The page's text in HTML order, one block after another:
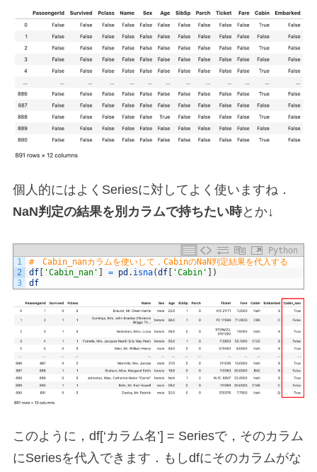
個人的にはよくSeriesに対してよく使いますね．
NaN判定の結果を別カラムで持ちたい時とか↓
Python
1
2
3
#　Cabin_nanカラムを使いして，CabinのNaN判定結果を代入する
df
'Cabin_nan' = pd . isna(df 'Cabin'
)
df
このように，df[‘カラム名’] = Seriesで，そのカラム
にSeriesを代入できます．もしdfにそのカラムがな